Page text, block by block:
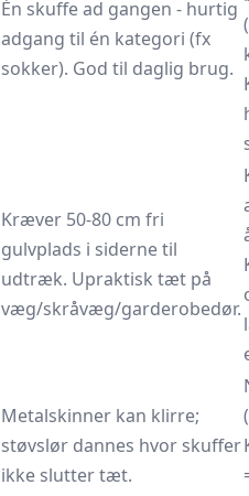
Én skuffe ad gangen - hurtig
adgang til én kategori (fx
sokker). God til daglig brug.
Kræver 50-80 cm fri
gulvplads i siderne til
udtræk. Upraktisk tæt på
væg/skråvæg/garderobedør.
Metalskinner kan klirre;
støvslør dannes hvor skuffer
ikke slutter tæt.